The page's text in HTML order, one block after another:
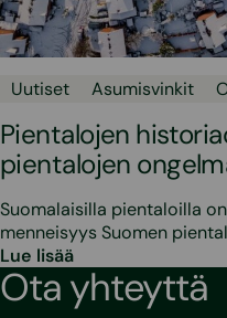
Uutiset Asumisvinkit
Pientalojen
pientalojen
Suomalaisilla pientaloilla
menneisyys Suomen
Lue lisää
Ota yhteyttä